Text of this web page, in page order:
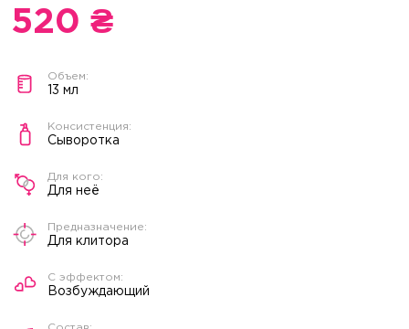
520 ₴
13 мл
Сыворотка
Для неё
Для клитора
Возбуждающий